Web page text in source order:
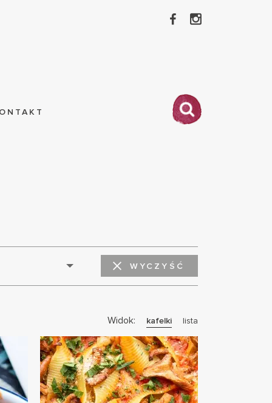
WYCZYŚĆ
Widok: kafelki lista